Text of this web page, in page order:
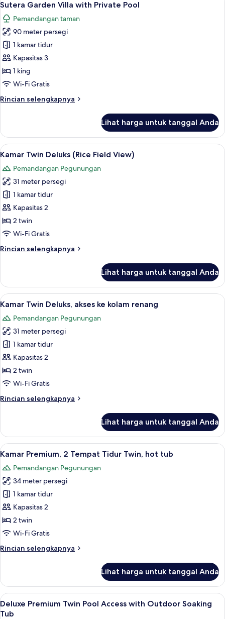
King
Access
with
Outdoor
Soaking
Tub
semua
foto
untuk
Sutera
Garden
Villa
with
Pool
8
Sutera Garden Villa with Private Pool
Pemandangan taman
90 meter persegi
1 kamar tidur
Kapasitas 3
1 king
Wi-Fi Gratis
Rincian selengkapnya
Rincian
Sutera
Garden
Villa
Private
Pool
Lihat harga untuk tanggal Anda
Lihat
semua
foto
untuk
Kamar
Twin
Deluks
(Rice
View)
Kamar Twin Deluks (Rice Field
6
Kamar Twin Deluks (Rice Field View)
Pemandangan Pegunungan
31 meter persegi
1 kamar tidur
Kapasitas 2
2 twin
Wi-Fi Gratis
Rincian selengkapnya
Rincian
Kamar
Twin
Deluks
Field
View)
Lihat harga untuk tanggal Anda
Lihat
semua
foto
untuk
Kamar
Twin
Deluks,
akses
kolam
Kamar Twin Deluks, akses ke kolam
6
Kamar Twin Deluks, akses ke kolam renang
Pemandangan Pegunungan
31 meter persegi
1 kamar tidur
Kapasitas 2
2 twin
Wi-Fi Gratis
Rincian selengkapnya
Rincian
Kamar
Twin
Deluks,
ke
kolam
renang
Lihat harga untuk tanggal Anda
Lihat
semua
foto
untuk
Kamar
Premium,
2
Tempat
Twin,
Seprai premium, bantalan ekstra
4
Kamar Premium, 2 Tempat Tidur Twin, hot tub
Pemandangan Pegunungan
34 meter persegi
1 kamar tidur
Kapasitas 2
2 twin
Wi-Fi Gratis
Rincian selengkapnya
Rincian
Kamar
Premium,
2
Tempat
Lihat harga untuk tanggal Anda
Lihat
semua
Seprai premium, bantalan ekstra
5
Deluxe Premium Twin Pool Access with Outdoor Soaking
Tub